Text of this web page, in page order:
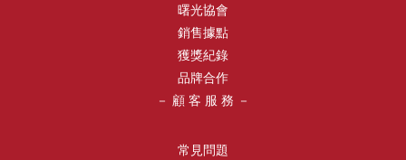
曙光協會
銷售據點
獲獎紀錄
品牌合作
－ 顧 客 服 務 －
常見問題